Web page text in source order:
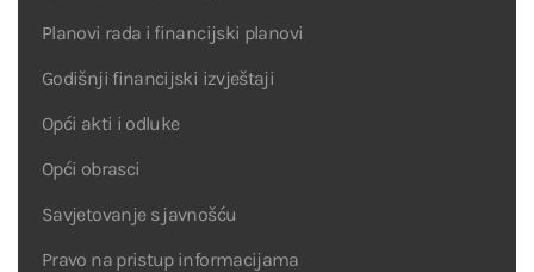
Planovi rada i financijski planovi
Godišnji financijski izvještaji
Opći akti i odluke
Opći obrasci
Savjetovanje s javnošću
Pravo na pristup informacijama